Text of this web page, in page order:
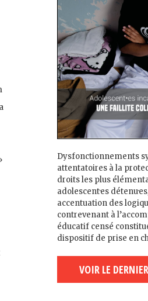
Dysfonctionnements
attentatoires à la
droits les plus
adolescent·es
accentuation des
contrevenant à
éducatif censé
dispositif de prise en
VOIR LE